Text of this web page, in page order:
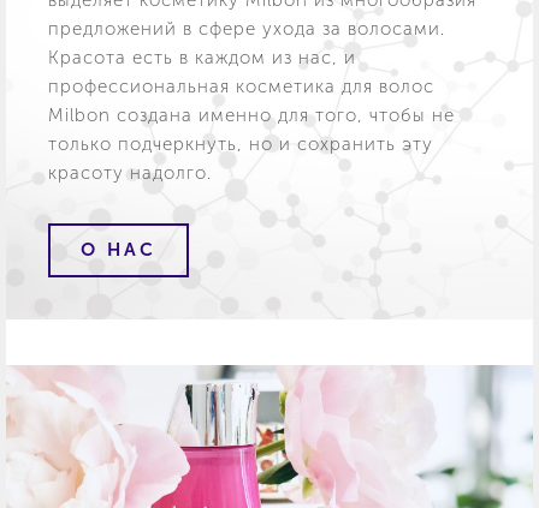
предложений в сфере ухода за волосами.
Красота есть в каждом из нас, и
профессиональная косметика для волос
Milbon создана именно для того, чтобы не
только подчеркнуть, но и сохранить эту
красоту надолго.
О НАС